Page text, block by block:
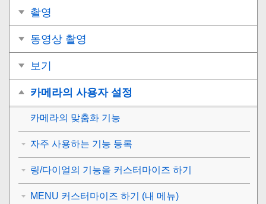
촬영
동영상 촬영
보기
카메라의 사용자 설정
카메라의 맞춤화 기능
자주 사용하는 기능 등록
링/다이얼의 기능을 커스터마이즈 하기
MENU 커스터마이즈 하기 (내 메뉴)